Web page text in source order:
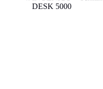
DESK 5000